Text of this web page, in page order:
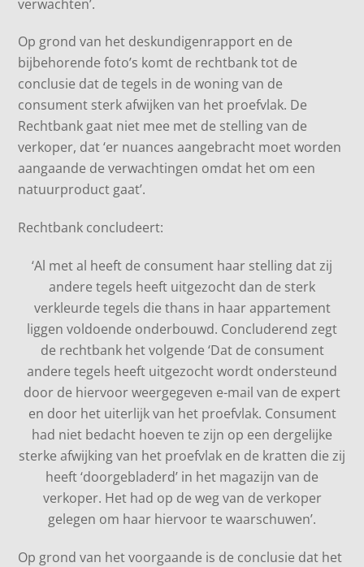
verwachten’.
Op grond van het deskundigenrapport en de
bijbehorende foto’s komt de rechtbank tot de
conclusie dat de tegels in de woning van de
consument sterk afwijken van het proefvlak. De
Rechtbank gaat niet mee met de stelling van de
verkoper, dat ‘er nuances aangebracht moet worden
aangaande de verwachtingen omdat het om een
natuurproduct gaat’.
Rechtbank concludeert:
‘Al met al heeft de consument haar stelling dat zij
andere tegels heeft uitgezocht dan de sterk
verkleurde tegels die thans in haar appartement
liggen voldoende onderbouwd. Concluderend zegt
de rechtbank het volgende ‘Dat de consument
andere tegels heeft uitgezocht wordt ondersteund
door de hiervoor weergegeven e-mail van de expert
en door het uiterlijk van het proefvlak. Consument
had niet bedacht hoeven te zijn op een dergelijke
sterke afwijking van het proefvlak en de kratten die zij
heeft ‘doorgebladerd’ in het magazijn van de
verkoper. Het had op de weg van de verkoper
gelegen om haar hiervoor te waarschuwen’.
Op grond van het voorgaande is de conclusie dat het